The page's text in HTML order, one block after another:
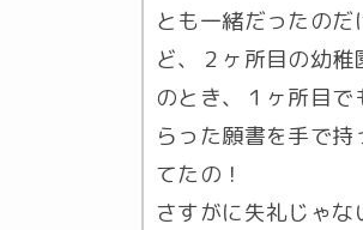
とも一緒だったのだ
ど、２ヶ所目の幼稚
のとき、１ヶ所目で
らった願書を手で持
てたの！
さすがに失礼じゃな